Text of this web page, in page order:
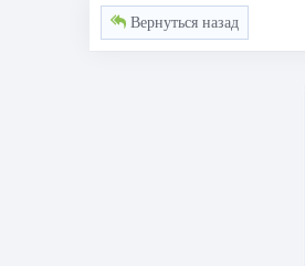
Вернуться назад